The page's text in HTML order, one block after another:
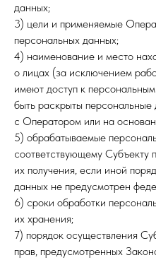
данных;
3) цели и применяемые
персональных данных;
4) наименование и место
о лицах (за исключением
имеют доступ к
быть раскрыты
с Оператором или на
5) обрабатываемые
соответствующему Субъекту
их получения, если иной
данных не предусмотрен
6) сроки обработки
их хранения;
7) порядок осуществления
прав, предусмотренных